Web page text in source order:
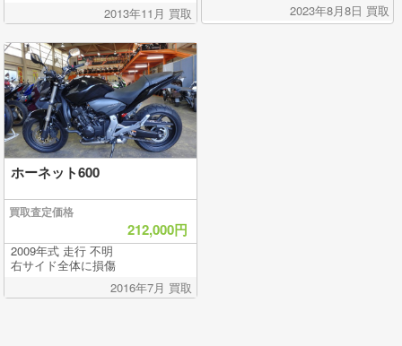
2013年11月 買取
2023年8月8日 買取
ホーネット600
買取査定価格
212,000円
2009年式 走行 不明
右サイド全体に損傷
2016年7月 買取